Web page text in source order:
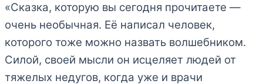
«Сказка, которую вы сегодня прочитаете —
очень необычная. Её написал человек,
которого тоже можно назвать волшебником.
Силой, своей мысли он исцеляет людей от
тяжелых недугов, когда уже и врачи